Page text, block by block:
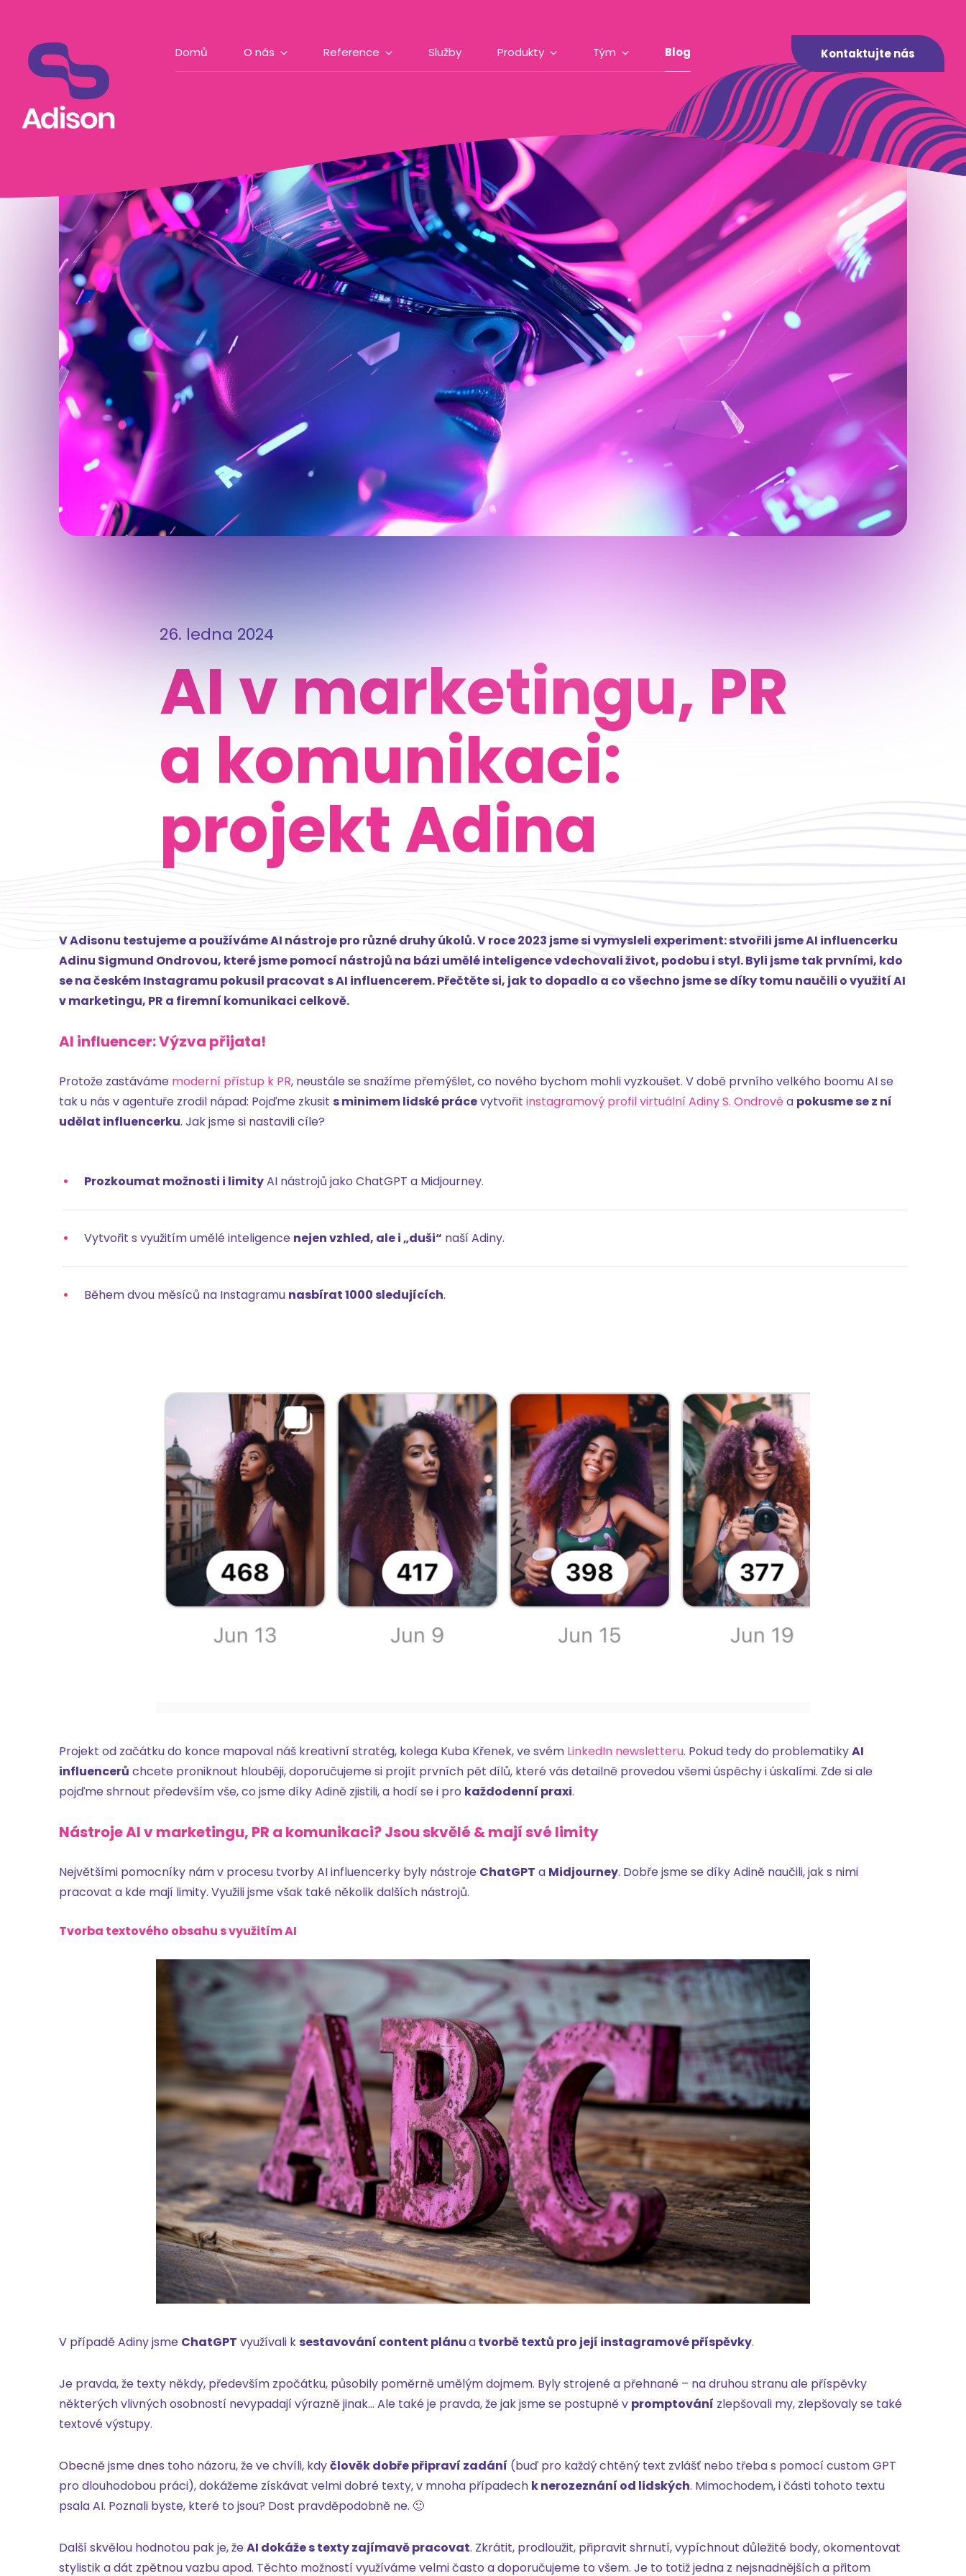
Domů O nás Reference Služby Produkty Tým Blog Kontaktujte nás
26. ledna 2024
AI v marketingu, PR
a komunikaci:
projekt Adina
V Adisonu testujeme a používáme AI nástroje pro různé druhy úkolů. V roce 2023 jsme si vymysleli experiment: stvořili jsme AI influencerku
Adinu Sigmund Ondrovou, které jsme pomocí nástrojů na bázi umělé inteligence vdechovali život, podobu i styl. Byli jsme tak prvními, kdo
se na českém Instagramu pokusil pracovat s AI influencerem. Přečtěte si, jak to dopadlo a co všechno jsme se díky tomu naučili o využití AI
v marketingu, PR a firemní komunikaci celkově.
AI influencer: Výzva přijata!
Protože zastáváme moderní přístup k PR, neustále se snažíme přemýšlet, co nového bychom mohli vyzkoušet. V době prvního velkého boomu AI se
tak u nás v agentuře zrodil nápad: Pojďme zkusit s minimem lidské prácevytvořit instagramový profil virtuální Adiny S. Ondrovéa pokusme se z ní
udělat influencerku. Jak jsme si nastavili cíle?
Prozkoumat možnosti i limityAI nástrojů jako ChatGPT a Midjourney.
Vytvořit s využitím umělé inteligence nejen vzhled, ale i „duši“ naší Adiny.
Během dvou měsíců na Instagramu nasbírat 1000 sledujících.
Projekt od začátku do konce mapoval náš kreativní stratég, kolega Kuba Křenek, ve svém LinkedIn newsletteru. Pokud tedy do problematikyAI
influencerů chcete proniknout hlouběji, doporučujeme si projít prvních pět dílů, které vás detailně provedou všemi úspěchy i úskalími. Zde si ale
pojďme shrnout především vše, co jsme díky Adině zjistili, a hodí se i pro každodenní praxi.
Nástroje AI v marketingu, PR a komunikaci? Jsou skvělé & mají své limity
Největšími pomocníky nám v procesu tvorby AI influencerky byly nástroje ChatGPT a Midjourney. Dobře jsme se díky Adině naučili, jak s nimi
pracovat a kde mají limity. Využili jsme však také několik dalších nástrojů.
Tvorba textového obsahu s využitím AI
V případě Adiny jsme ChatGPT využívali k sestavování content plánuatvorbě textů pro její instagramové příspěvky.
Je pravda, že texty někdy, především zpočátku, působily poměrně umělým dojmem. Byly strojené a přehnané – na druhou stranu ale příspěvky
některých vlivných osobností nevypadají výrazně jinak… Ale také je pravda, že jak jsme se postupně v promptování zlepšovali my, zlepšovaly se také
textové výstupy.
Obecně jsme dnes toho názoru, že ve chvíli, kdyčlověk dobře připraví zadání (buď pro každý chtěný text zvlášť nebo třeba s pomocí custom GPT
pro dlouhodobou práci), dokážeme získávat velmi dobré texty, v mnoha případech k nerozeznání od lidských. Mimochodem, i části tohoto textu
psala AI. Poznali byste, které to jsou? Dost pravděpodobně ne. 🙂
Další skvělou hodnotou pak je, žeAI dokáže s texty zajímavě pracovat. Zkrátit, prodloužit, připravit shrnutí, vypíchnout důležité body, okomentovat
stylistik a dát zpětnou vazbu apod. Těchto možností využíváme velmi často a doporučujeme to všem. Je to totiž jedna z nejsnadnějších a přitom